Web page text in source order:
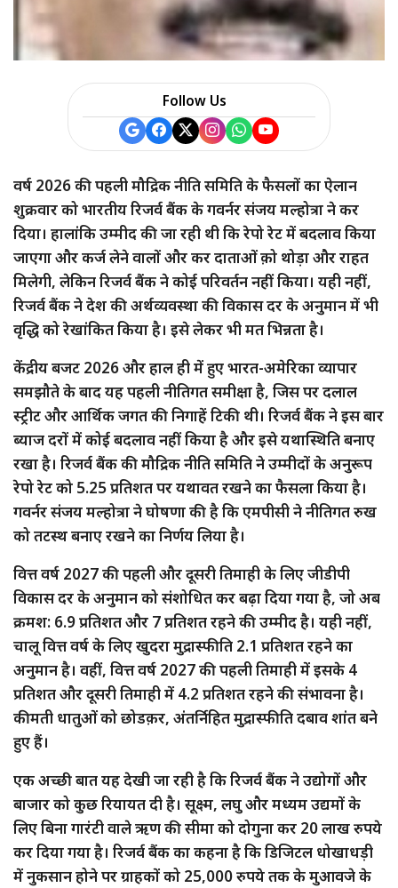
Follow Us
वर्ष 2026 की पहली मौद्रिक नीति समिति के फैसलों का ऐलान
शुक्रवार को भारतीय रिजर्व बैंक के गवर्नर संजय मल्होत्रा ने कर
दिया। हालांकि उम्मीद की जा रही थी कि रेपो रेट में बदलाव किया
जाएगा और कर्ज लेने वालों और कर दाताओं क़ो थोड़ा और राहत
मिलेगी, लेकिन रिजर्व बैंक ने कोई परिवर्तन नहीं किया। यही नहीं,
रिजर्व बैंक ने देश की अर्थव्यवस्था की विकास दर के अनुमान में भी
वृद्धि को रेखांकित किया है। इसे लेकर भी मत भिन्नता है।
केंद्रीय बजट 2026 और हाल ही में हुए भारत-अमेरिका व्यापार
समझौते के बाद यह पहली नीतिगत समीक्षा है, जिस पर दलाल
स्ट्रीट और आर्थिक जगत की निगाहें टिकी थी। रिजर्व बैंक ने इस बार
ब्याज दरों में कोई बदलाव नहीं किया है और इसे यथास्थिति बनाए
रखा है। रिजर्व बैंक की मौद्रिक नीति समिति ने उम्मीदों के अनुरूप
रेपो रेट को 5.25 प्रतिशत पर यथावत रखने का फैसला किया है।
गवर्नर संजय मल्होत्रा ने घोषणा की है कि एमपीसी ने नीतिगत रुख
को तटस्थ बनाए रखने का निर्णय लिया है।
वित्त वर्ष 2027 की पहली और दूसरी तिमाही के लिए जीडीपी
विकास दर के अनुमान को संशोधित कर बढ़ा दिया गया है, जो अब
क्रमश: 6.9 प्रतिशत और 7 प्रतिशत रहने की उम्मीद है। यही नहीं,
चालू वित्त वर्ष के लिए खुदरा मुद्रास्फीति 2.1 प्रतिशत रहने का
अनुमान है। वहीं, वित्त वर्ष 2027 की पहली तिमाही में इसके 4
प्रतिशत और दूसरी तिमाही में 4.2 प्रतिशत रहने की संभावना है।
कीमती धातुओं को छोडक़र, अंतर्निहित मुद्रास्फीति दबाव शांत बने
हुए हैं।
एक अच्छी बात यह देखी जा रही है कि रिजर्व बैंक ने उद्योगों और
बाजार को कुछ रियायत दी है। सूक्ष्म, लघु और मध्यम उद्यमों के
लिए बिना गारंटी वाले ऋण की सीमा को दोगुना कर 20 लाख रुपये
कर दिया गया है। रिजर्व बैंक का कहना है कि डिजिटल धोखाधड़ी
में नुकसान होने पर ग्राहकों को 25,000 रुपये तक के मुआवजे के
r